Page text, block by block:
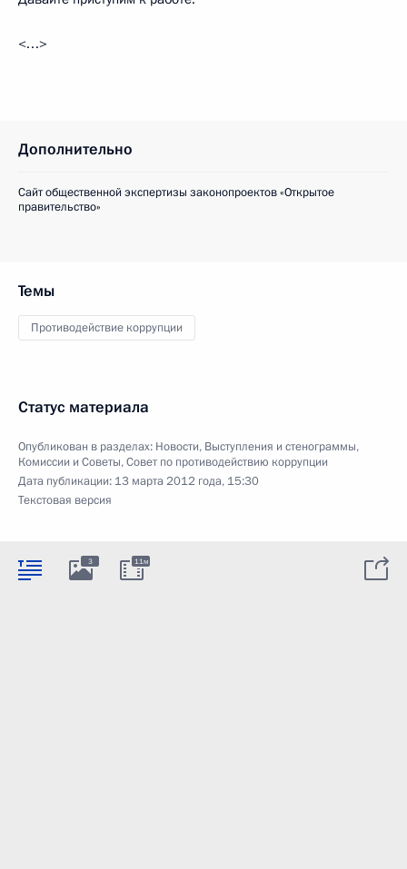
<…>
Дополнительно
Сайт общественной экспертизы законопроектов «Открытое
правительство»
Темы
Противодействие коррупции
Статус материала
Опубликован в разделах: Новости, Выступления и стенограммы,
Комиссии и Советы,Совет по противодействию коррупции
Дата публикации: 13 марта 2012 года, 15:30
Текстовая версия
3 11м